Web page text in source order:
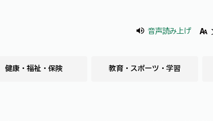
音声読み上げ
健康・福祉・保険 教育・スポーツ・学習